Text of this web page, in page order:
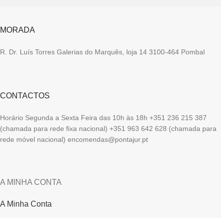
MORADA
R. Dr. Luís Torres Galerias do Marquês, loja 14 3100-464 Pombal
CONTACTOS
Horário Segunda a Sexta Feira das 10h às 18h +351 236 215 387
(chamada para rede fixa nacional) +351 963 642 628 (chamada para
rede móvel nacional) encomendas@pontajur.pt
A MINHA CONTA
A Minha Conta